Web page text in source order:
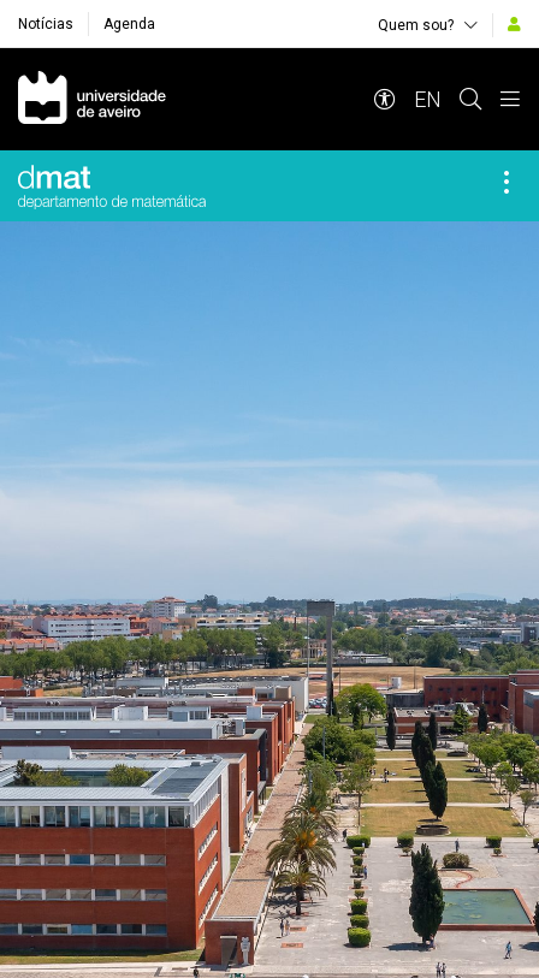
Notícias Agenda Quem sou?
Navegação Principal
EN